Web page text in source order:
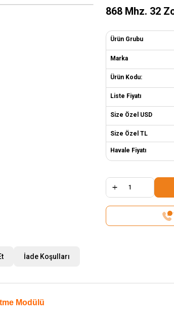
868 Mhz. 32
Ürün Grubu
Marka
Ürün Kodu:
Liste Fiyatı
Size Özel USD
Size Özel TL
Havale Fiyatı
İade Koşulları
Modülü